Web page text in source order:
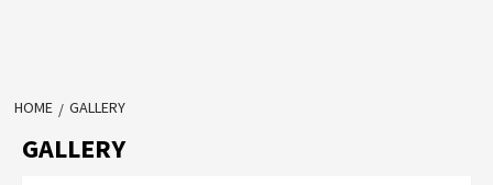
HOME GALLERY
GALLERY